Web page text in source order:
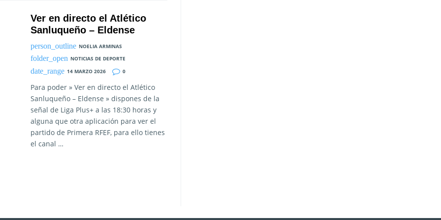
Ver en directo el Atlético
Sanluqueño – Eldense
NOELIA ARMINAS
NOTICIAS DE DEPORTE
14 MARZO 2026
0
Para poder » Ver en directo el Atlético
Sanluqueño – Eldense » dispones de la
señal de Liga Plus+ a las 18:30 horas y
alguna que otra aplicación para ver el
partido de Primera RFEF, para ello tienes
el canal …